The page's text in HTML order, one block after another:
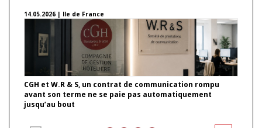
14.05.2026 | Ile de France
CGH et W.R & S, un contrat de communication rompu
avant son terme ne se paie pas automatiquement
jusqu’au bout